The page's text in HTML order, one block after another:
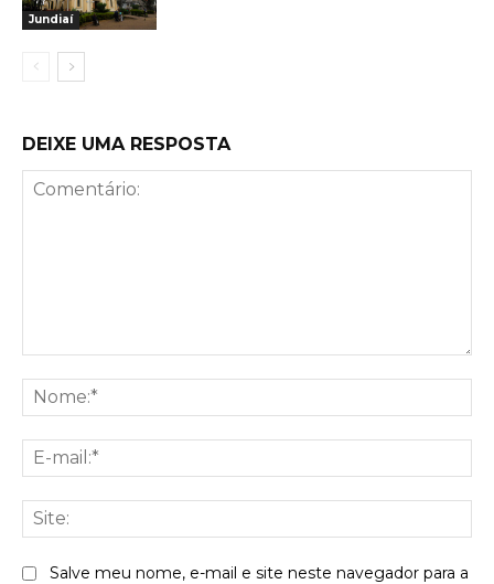
Jundiaí
DEIXE UMA RESPOSTA
Salve meu nome, e-mail e site neste navegador para a